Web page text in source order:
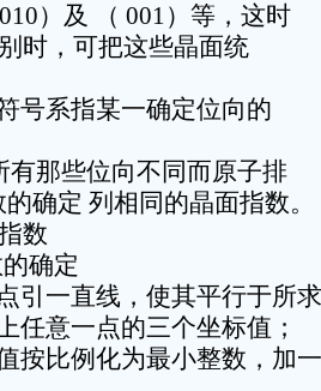
）及 （ 001）等，这时
时，可把这些晶面统
号系指某一确定位向的
那些位向不同而原子排
确定 列相同的晶面指数。
数
的确定
引一直线，使其平行于所
任意一点的三个坐标值；
按比例化为最小整数，加